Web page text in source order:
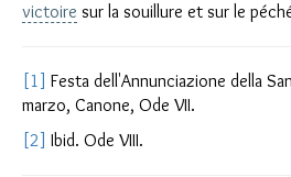
victoire sur la souillure et sur le
[1] Festa dell'Annunciazione della
marzo, Canone, Ode VII.
[2] Ibid. Ode VIII.